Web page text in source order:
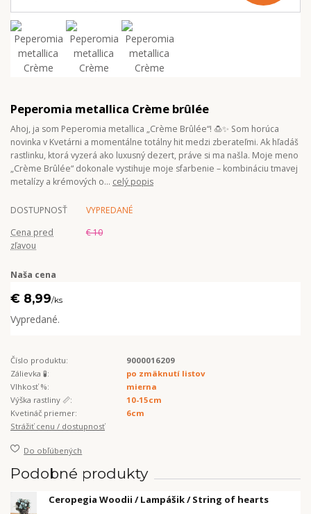
Peperomia metallica Crème brûlée
Ahoj, ja som Peperomia metallica „Crème Brûlée“! 🍮✨ Som horúca
novinka v Kvetárni a momentálne totálny hit medzi zberateľmi. Ak hľadáš
rastlinku, ktorá vyzerá ako luxusný dezert, práve si ma našla. Moje meno
„Crème Brûlée“ dokonale vystihuje moje sfarbenie – kombináciu tmavej
metalízy a krémových o... celý popis
DOSTUPNOSŤ
VYPREDANÉ
Cena pred
zľavou
€ 10
Naša cena
€ 8,99/ks
Vypredané.
Číslo produktu:
9000016209
Zálievka 🧪:
po zmäknutí listov
Vlhkosť %:
mierna
Výška rastliny 📏:
10-15cm
Kvetináč priemer:
6cm
Strážiť cenu / dostupnosť
Do obľúbených
Podobné produkty
Ceropegia Woodii / Lampášik / String of hearts